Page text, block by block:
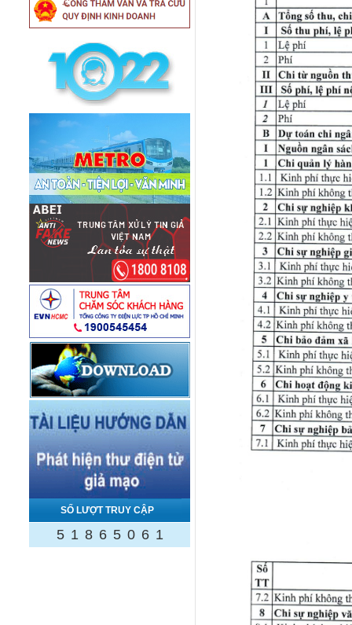
SỐ LƯỢT TRUY CẬP
5 1 8 6 5 0 6 1